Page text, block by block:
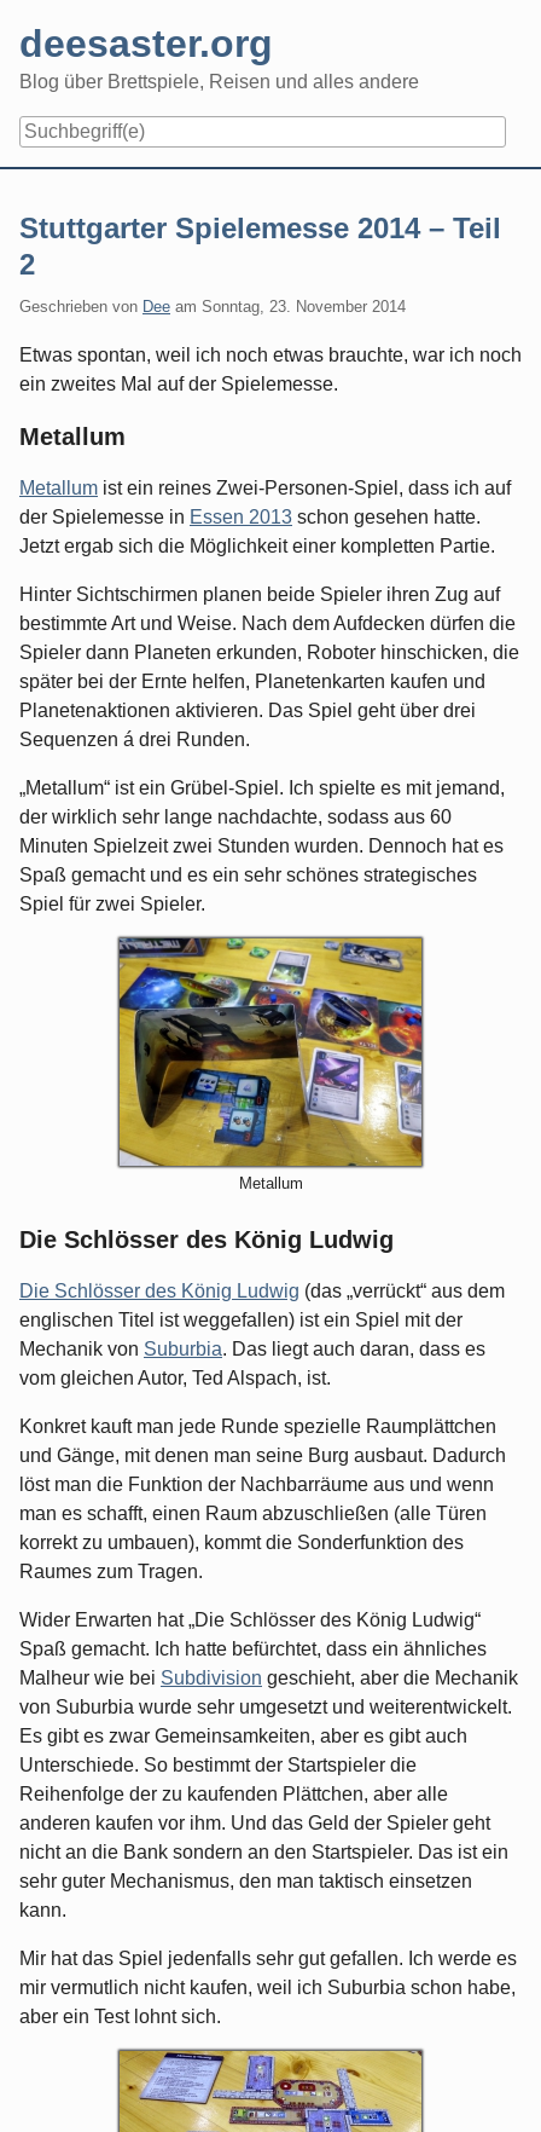
content
deesaster.org
Blog über Brettspiele, Reisen und alles andere
Stuttgarter Spielemesse 2014 – Teil
2
Geschrieben von Dee am Sonntag, 23. November 2014
Etwas spontan, weil ich noch etwas brauchte, war ich noch
ein zweites Mal auf der Spielemesse.
Metallum
Metallum ist ein reines Zwei-Personen-Spiel, dass ich auf
der Spielemesse in Essen 2013 schon gesehen hatte.
Jetzt ergab sich die Möglichkeit einer kompletten Partie.
Hinter Sichtschirmen planen beide Spieler ihren Zug auf
bestimmte Art und Weise. Nach dem Aufdecken dürfen die
Spieler dann Planeten erkunden, Roboter hinschicken, die
später bei der Ernte helfen, Planetenkarten kaufen und
Planetenaktionen aktivieren. Das Spiel geht über drei
Sequenzen á drei Runden.
„Metallum“ ist ein Grübel-Spiel. Ich spielte es mit jemand,
der wirklich sehr lange nachdachte, sodass aus 60
Minuten Spielzeit zwei Stunden wurden. Dennoch hat es
Spaß gemacht und es ein sehr schönes strategisches
Spiel für zwei Spieler.
Metallum
Die Schlösser des König Ludwig
Die Schlösser des König Ludwig (das „verrückt“ aus dem
englischen Titel ist weggefallen) ist ein Spiel mit der
Mechanik von Suburbia. Das liegt auch daran, dass es
vom gleichen Autor, Ted Alspach, ist.
Konkret kauft man jede Runde spezielle Raumplättchen
und Gänge, mit denen man seine Burg ausbaut. Dadurch
löst man die Funktion der Nachbarräume aus und wenn
man es schafft, einen Raum abzuschließen (alle Türen
korrekt zu umbauen), kommt die Sonderfunktion des
Raumes zum Tragen.
Wider Erwarten hat „Die Schlösser des König Ludwig“
Spaß gemacht. Ich hatte befürchtet, dass ein ähnliches
Malheur wie bei Subdivision geschieht, aber die Mechanik
von Suburbia wurde sehr umgesetzt und weiterentwickelt.
Es gibt es zwar Gemeinsamkeiten, aber es gibt auch
Unterschiede. So bestimmt der Startspieler die
Reihenfolge der zu kaufenden Plättchen, aber alle
anderen kaufen vor ihm. Und das Geld der Spieler geht
nicht an die Bank sondern an den Startspieler. Das ist ein
sehr guter Mechanismus, den man taktisch einsetzen
kann.
Mir hat das Spiel jedenfalls sehr gut gefallen. Ich werde es
mir vermutlich nicht kaufen, weil ich Suburbia schon habe,
aber ein Test lohnt sich.